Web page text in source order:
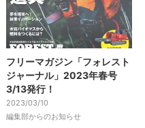
フリーマガジン「フォレスト
ジャーナル」2023年春号
3/13発行！
2023/03/10
編集部からのお知らせ